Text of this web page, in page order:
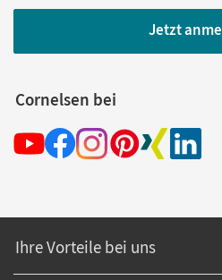
Jetzt
Cornelsen bei
Ihre Vorteile bei uns